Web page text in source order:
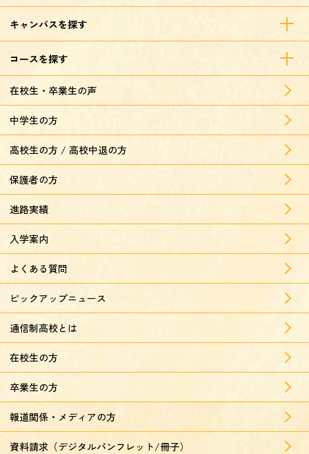
キャンパスを探す
コースを探す
在校生・卒業生の声
中学生の方
高校生の方 / 高校中退の方
保護者の方
進路実績
入学案内
よくある質問
ピックアップニュース
通信制高校とは
在校生の方
卒業生の方
報道関係・メディアの方
資料請求（デジタルパンフレット/冊子）